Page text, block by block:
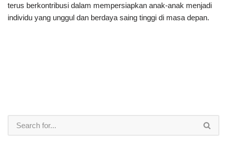
terus berkontribusi dalam mempersiapkan anak-anak menjadi
individu yang unggul dan berdaya saing tinggi di masa depan.